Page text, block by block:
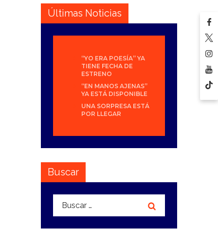
Últimas Noticias
“YO ERA POESÍA” YA
TIENE FECHA DE
ESTRENO
“EN MANOS AJENAS”
YA ESTÁ DISPONIBLE
UNA SORPRESA ESTÁ
POR LLEGAR
Buscar
Buscar: